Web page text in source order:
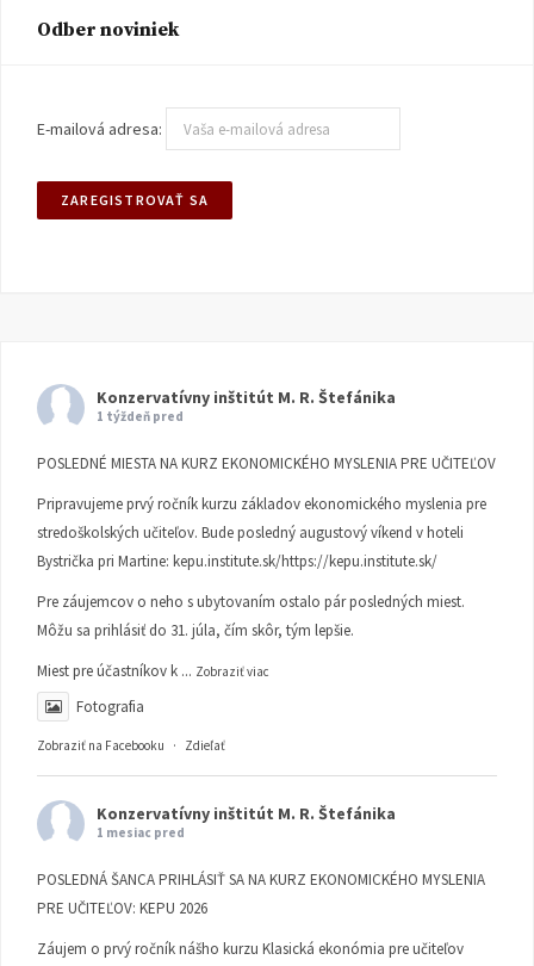
Odber noviniek
E-mailová adresa:
Konzervatívny inštitút M. R. Štefánika
1 týždeň pred
POSLEDNÉ MIESTA NA KURZ EKONOMICKÉHO MYSLENIA PRE UČITEĽOV
Pripravujeme prvý ročník kurzu základov ekonomického myslenia pre
stredoškolských učiteľov. Bude posledný augustový víkend v hoteli
Bystrička pri Martine: kepu.institute.sk/https://kepu.institute.sk/
Pre záujemcov o neho s ubytovaním ostalo pár posledných miest.
Môžu sa prihlásiť do 31. júla, čím skôr, tým lepšie.
Miest pre účastníkov k ... Zobraziť viac
Fotografia
Zobraziť na Facebooku · Zdieľať
Konzervatívny inštitút M. R. Štefánika
1 mesiac pred
POSLEDNÁ ŠANCA PRIHLÁSIŤ SA NA KURZ EKONOMICKÉHO MYSLENIA
PRE UČITEĽOV: KEPU 2026
Záujem o prvý ročník nášho kurzu Klasická ekonómia pre učiteľov